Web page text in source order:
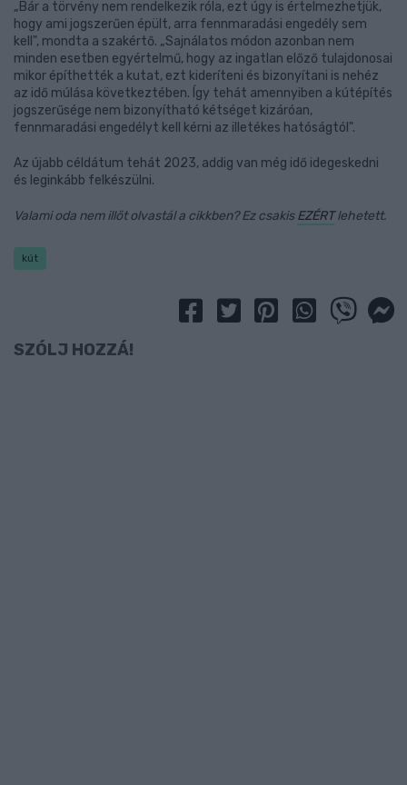
„Bár a törvény nem rendelkezik róla, ezt úgy is értelmezhetjük,
hogy ami jogszerűen épült, arra fennmaradási engedély sem
kell", mondta a szakértő. „Sajnálatos módon azonban nem
minden esetben egyértelmű, hogy az ingatlan előző tulajdonosai
mikor építhették a kutat, ezt kideríteni és bizonyítani is nehéz
az idő múlása következtében. Így tehát amennyiben a kútépítés
jogszerűsége nem bizonyítható kétséget kizáróan,
fennmaradási engedélyt kell kérni az illetékes hatóságtól".
Az újabb céldátum tehát 2023, addig van még idő idegeskedni
és leginkább felkészülni.
Valami oda nem illőt olvastál a cikkben? Ez csakis EZÉRTlehetett.
kút
SZÓLJ HOZZÁ!